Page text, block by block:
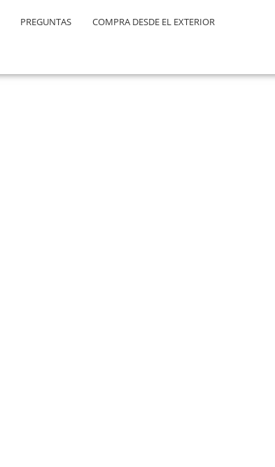
PREGUNTAS COMPRA DESDE EL EXTERIOR